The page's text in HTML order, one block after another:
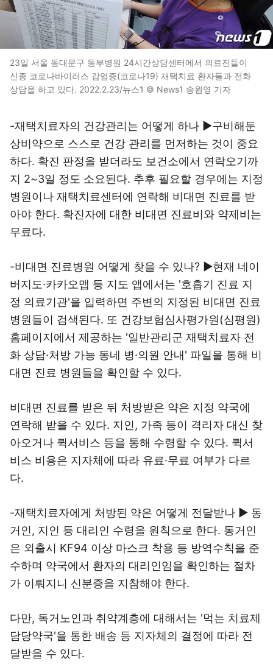
23일 서울 동대문구 동부병원 24시간상담센터에서 의료진들이
신종 코로나바이러스 감염증(코로나19) 재택치료 환자들과 전화
상담을 하고 있다. 2022.2.23/뉴스1 © News1 송원영 기자
-재택치료자의 건강관리는 어떻게 하나 ▶구비해둔
상비약으로 스스로 건강 관리를 먼저하는 것이 중요
하다. 확진 판정을 받더라도 보건소에서 연락오기까
지 2~3일 정도 소요된다. 추후 필요할 경우에는 지정
병원이나 재택치료센터에 연락해 비대면 진료를 받
아야 한다. 확진자에 대한 비대면 진료비와 약제비는
무료다.
-비대면 진료병원 어떻게 찾을 수 있나? ▶현재 네이
버지도·카카오맵 등 지도 앱에서는 '호흡기 진료 지
정 의료기관'을 입력하면 주변의 지정된 비대면 진료
병원들이 검색된다. 또 건강보험심사평가원(심평원)
홈페이지에서 제공하는 '일반관리군 재택치료자 전
화 상담·처방 가능 동네 병·의원 안내' 파일을 통해 비
대면 진료 병원들을 확인할 수 있다.
비대면 진료를 받은 뒤 처방받은 약은 지정 약국에
연락해 받을 수 있다. 지인, 가족 등이 격리자 대신 찾
아오거나 퀵서비스 등을 통해 수령할 수 있다. 퀵서
비스 비용은 지자체에 따라 유료·무료 여부가 다르
다.
-재택치료자에게 처방된 약은 어떻게 전달받나 ▶ 동
거인, 지인 등 대리인 수령을 원칙으로 한다. 동거인
은 외출시 KF94 이상 마스크 착용 등 방역수칙을 준
수하며 약국에서 환자의 대리인임을 확인하는 절차
가 이뤄지니 신분증을 지참해야 한다.
다만, 독거노인과 취약계층에 대해서는 '먹는 치료제
담당약국'을 통한 배송 등 지자체의 결정에 따라 전
달받을 수 있다.